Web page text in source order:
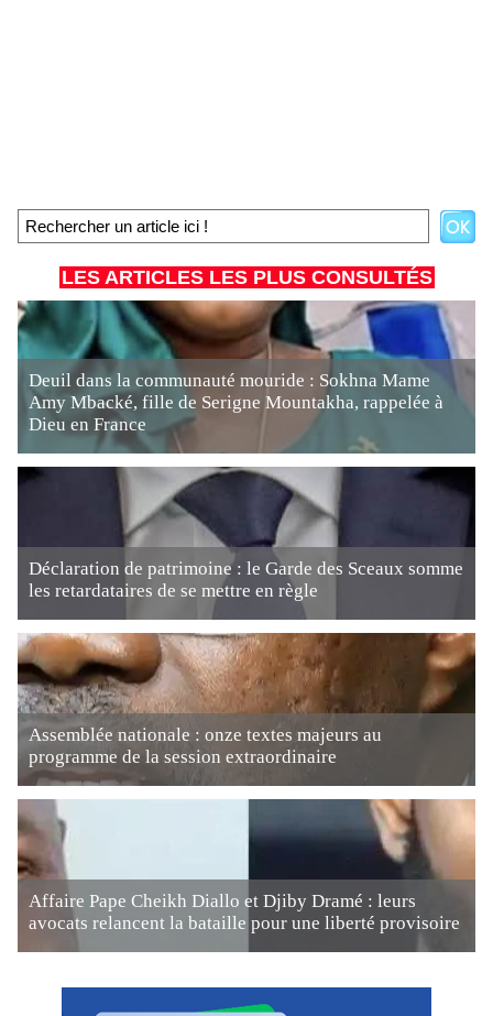
LES ARTICLES LES PLUS CONSULTÉS
Deuil dans la communauté mouride : Sokhna Mame
Amy Mbacké, fille de Serigne Mountakha, rappelée à
Dieu en France
Déclaration de patrimoine : le Garde des Sceaux somme
les retardataires de se mettre en règle
Assemblée nationale : onze textes majeurs au
programme de la session extraordinaire
Affaire Pape Cheikh Diallo et Djiby Dramé : leurs
avocats relancent la bataille pour une liberté provisoire